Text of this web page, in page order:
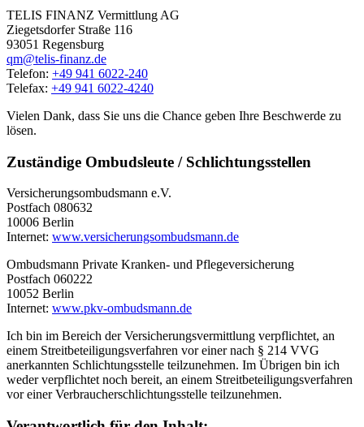
TELIS FINANZ Vermittlung AG
Ziegetsdorfer Straße 116
93051 Regensburg
qm@telis-finanz.de
Telefon: +49 941 6022-240
Telefax: +49 941 6022-4240
Vielen Dank, dass Sie uns die Chance geben Ihre Beschwerde zu
lösen.
Zuständige Ombudsleute / Schlichtungsstellen
Versicherungsombudsmann e.V.
Postfach 080632
10006 Berlin
Internet: www.versicherungsombudsmann.de
Ombudsmann Private Kranken- und Pflegeversicherung
Postfach 060222
10052 Berlin
Internet: www.pkv-ombudsmann.de
Ich bin im Bereich der Versicherungsvermittlung verpflichtet, an
einem Streitbeteiligungsverfahren vor einer nach § 214 VVG
anerkannten Schlichtungsstelle teilzunehmen. Im Übrigen bin ich
weder verpflichtet noch bereit, an einem Streitbeteiligungsverfahren
vor einer Verbraucherschlichtungsstelle teilzunehmen.